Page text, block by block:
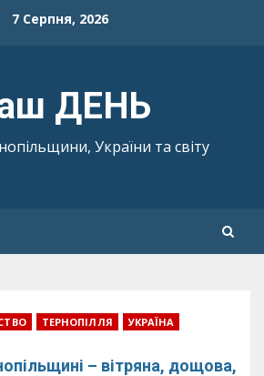
7 Серпня, 2026
ДЕНЬ
України та світу
ТЕРНОПІЛЛЯ УКРАЇНА
– вітряна, дощова,